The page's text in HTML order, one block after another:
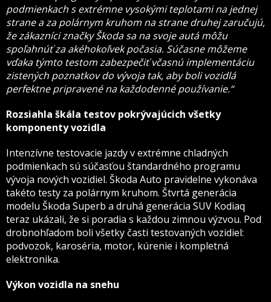
podmienkach s extrémne vysokými teplotami na jednej
strane a za polárnym kruhom na strane druhej zaručujú,
že zákazníci značky Škoda sa na svoje autá môžu
spoľahnúť za akéhokoľvek počasia. Súčasne môžeme
vďaka týmto testom zabezpečiť včasnú implementáciu
zistených poznatkov do vývoja tak, aby boli vozidlá
perfektne pripravené na každodenné používanie.“
Rozsiahla škála testov pokrývajúcich všetky
komponenty vozidla
Intenzívne testovacie jazdy v extrémne chladných
podmienkach sú súčasťou štandardného programu
vývoja nových vozidiel. Škoda Auto pravidelne vykonáva
takéto testy za polárnym kruhom. Štvrtá generácia
modelu Škoda Superb a druhá generácia SUV Kodiaq
teraz ukázali, že si poradia s každou zimnou výzvou. Pod
drobnohľadom boli všetky časti testovaných vozidiel:
podvozok, karoséria, motor, kúrenie i kompletná
elektronika.
Výkon vozidla na snehu